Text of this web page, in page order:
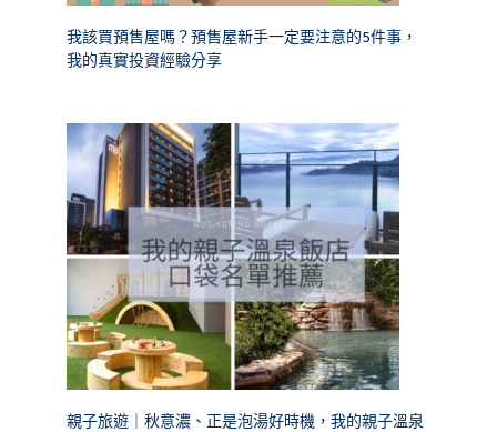
我該買預售屋嗎？預售屋新手一定要注意的5件事，
我的真實投資經驗分享
親子旅遊｜秋意濃、正是泡湯好時機，我的親子溫泉